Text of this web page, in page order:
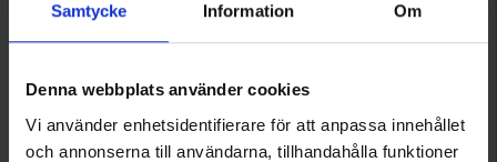
Samtycke Information Om
Denna webbplats använder cookies
Vi använder enhetsidentifierare för att anpassa innehållet
och annonserna till användarna, tillhandahålla funktioner